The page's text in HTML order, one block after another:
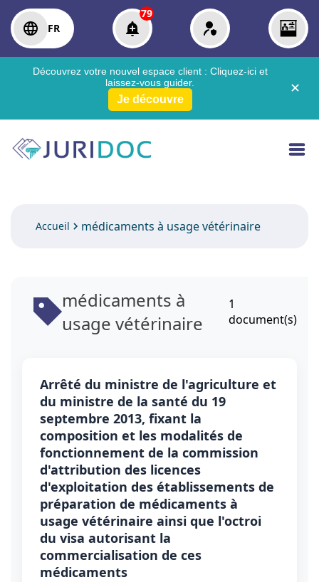
FR
79
Découvrez votre nouvel espace client : Cliquez-ici et
laissez-vous guider.
Je découvre
✕
Accueil médicaments à usage vétérinaire
médicaments à
usage vétérinaire
1
document(s)
Arrêté du ministre de l'agriculture et
du ministre de la santé du 19
septembre 2013, fixant la
composition et les modalités de
fonctionnement de la commission
d'attribution des licences
d'exploitation des établissements de
préparation de médicaments à
usage vétérinaire ainsi que l'octroi
du visa autorisant la
commercialisation de ces
médicaments